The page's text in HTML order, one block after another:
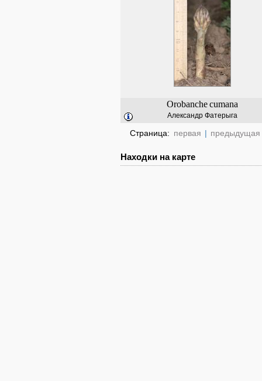
Orobanchecumana
Александр Фатерыга
Страница: первая | предыдущая
Находки на карте